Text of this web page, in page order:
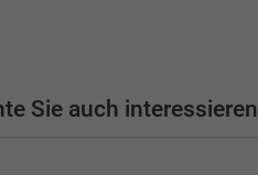
Sie auch interessieren